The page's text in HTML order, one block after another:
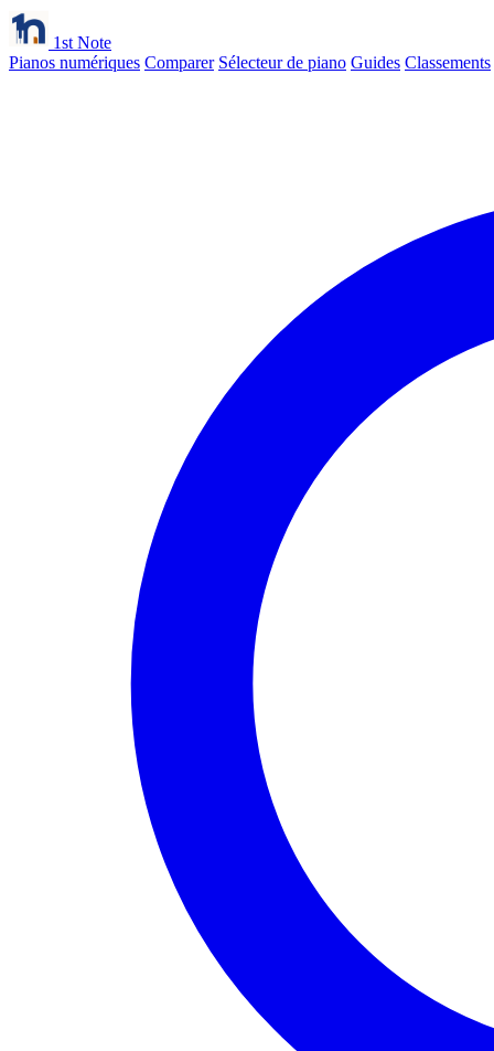
1st Note
Pianos numériques Comparer Sélecteur de piano Guides Classements